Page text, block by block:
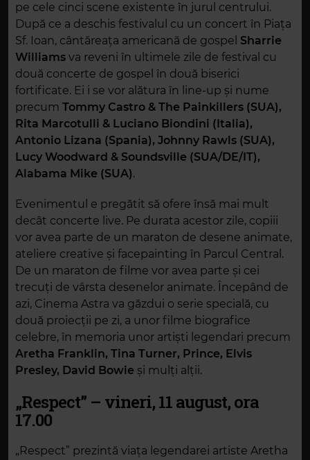
pe cele cinci scene existente în jurul centrului.
După ce a deschis festivalul cu un concert în Piața
Sf. Ioan, cântăreața americană de gospel Sharrie
Williams va reveni în ultimele zile de festival cu
două concerte de gospel în două biserici
fortificate. Ei i se vor alătura în line-up și nume
precum Tommy Castro & The Painkillers (SUA),
Rita Marcotulli & Luciano Biondini (Italia),
Antonio Lizana (Spania), Johnny Rawls (SUA),
Lucy Woodward & Soundsville (SUA/DE/IT),
Alabama Mike (SUA).
Evenimentul e pregătit să ofere însă mai mult
decât concerte live. Pe durata acestor zile, copiii
vor avea parte de un maraton de desene animate,
ateliere creative și facepainting în Parcul Central.
De un maraton de filme vor avea parte și cei
trecuți de vârsta desenelor animate. Începând de
azi, Cinema Astra va găzdui o serie specială, cu
două proiecții pe zi, a unor filme biografice
celebre, în memoria unor artiști legendari precum
Aretha Franklin, Tina Turner, Prince, Elvis
Presley, David Bowie și mulți alții.
„Respect” – vineri, 11 august, ora
17.00
„Respect” prezintă viaţa legendarei artiste Aretha